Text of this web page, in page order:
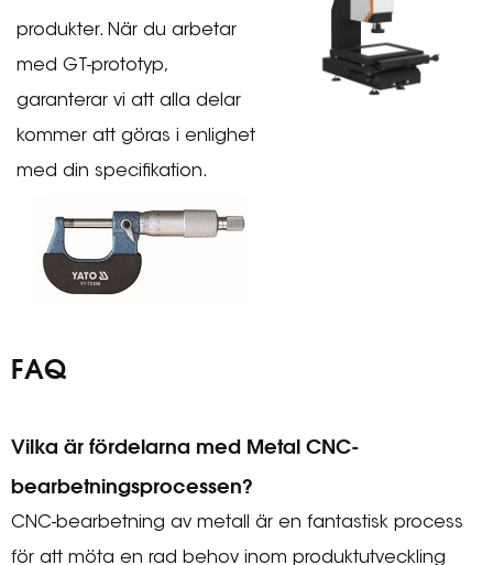
produkter. När du arbetar
med GT-prototyp,
garanterar vi att alla delar
kommer att göras i enlighet
med din specifikation.
FAQ
Vilka är fördelarna med Metal CNC-
bearbetningsprocessen?
CNC-bearbetning av metall är en fantastisk process
för att möta en rad behov inom produktutveckling